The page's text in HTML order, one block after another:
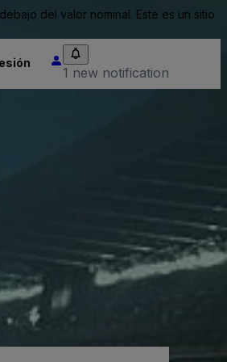
del valor nominal. Este es un sitio
1 new notification